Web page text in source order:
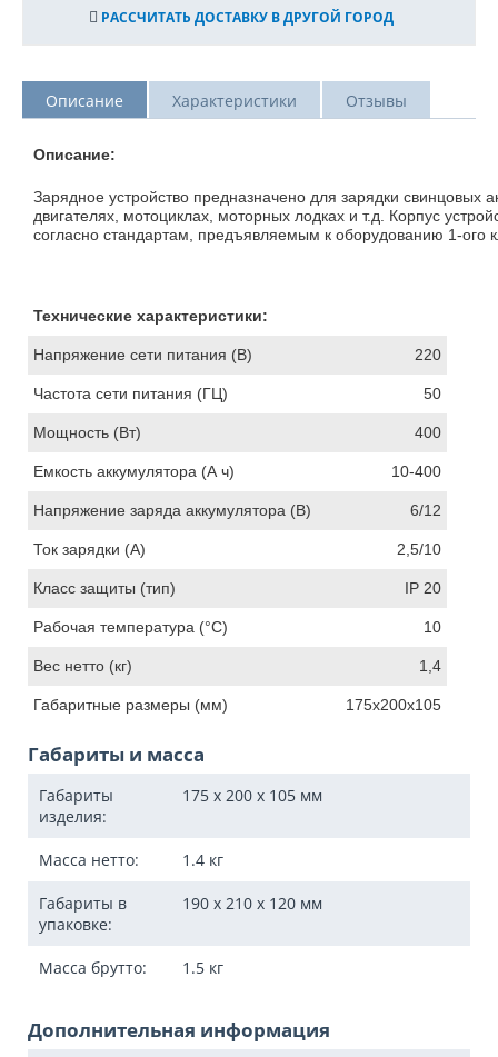
РАССЧИТАТЬ ДОСТАВКУ В ДРУГОЙ ГОРОД
Описание Характеристики Отзывы
Описание:
Зарядное устройство предназначено для зарядки
двигателях, мотоциклах, моторных лодках и т.д. Корпус
согласно стандартам, предъявляемым к оборудованию 1-ого
Технические характеристики:
Напряжение сети питания (В) 220
Частота сети питания (ГЦ) 50
Мощность (Вт) 400
Емкость аккумулятора (А ч) 10-400
Напряжение заряда аккумулятора (В) 6/12
Ток зарядки (А) 2,5/10
Класс защиты (тип) IP 20
Рабочая температура (°С) 10
Вес нетто (кг) 1,4
Габаритные размеры (мм) 175х200х105
Габариты и масса
Габариты
изделия:
175 x 200 x 105 мм
Масса нетто: 1.4 кг
Габариты в
упаковке:
190 x 210 x 120 мм
Масса брутто: 1.5 кг
Дополнительная информация